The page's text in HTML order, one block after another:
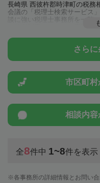
長崎県 西彼杵郡時津町の税務
会議の「税理士検索サービス
談に強い税理士事務所を一覧
や特例制度のことは一度近隣
さら
市区町村
相談内容
全8件中 1~8件を表示
各事務所の詳細情報とお問い